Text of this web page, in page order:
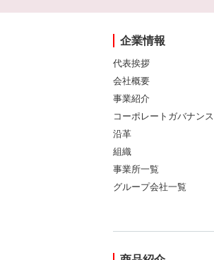
企業情報
代表挨拶
会社概要
事業紹介
コーポレートガバナンス
沿革
組織
事業所一覧
グループ会社一覧